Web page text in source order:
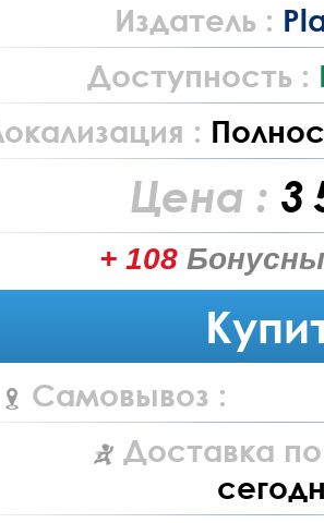
Издатель :
Доступность :
:
Цена : 3
+ 108
Самовывоз :
Доставка